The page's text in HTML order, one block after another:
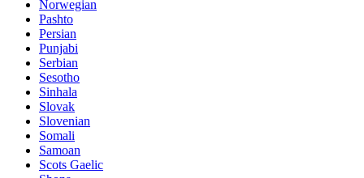
Norwegian
Pashto
Persian
Punjabi
Serbian
Sesotho
Sinhala
Slovak
Slovenian
Somali
Samoan
Scots Gaelic